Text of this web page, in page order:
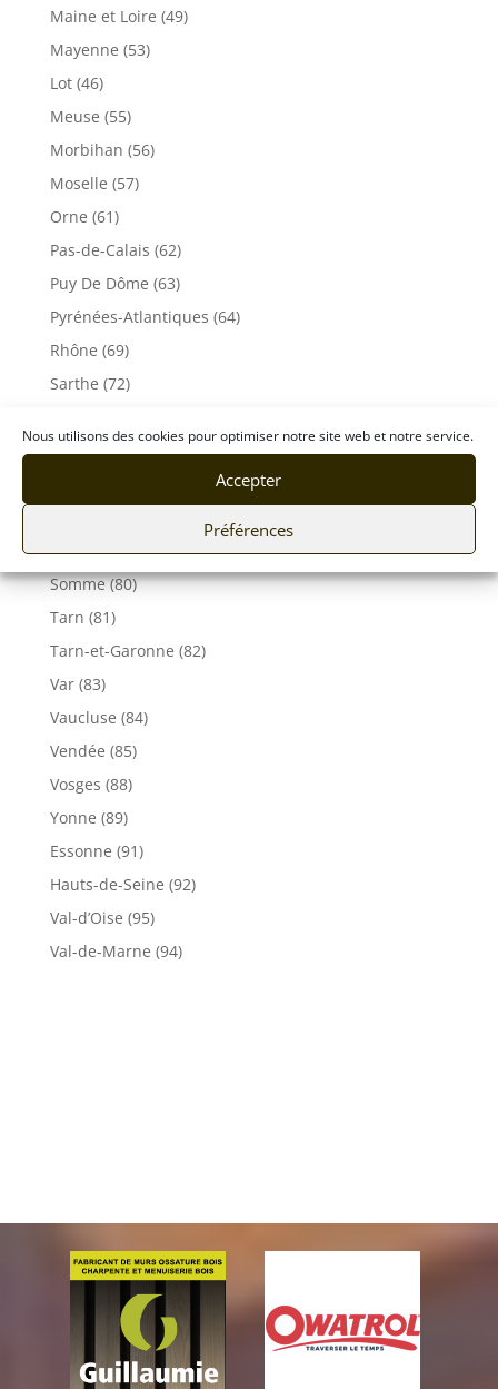
Nous utilisons des cookies pour optimiser notre site web et notre service.
Accepter
Préférences
Maine et Loire (49)
Mayenne (53)
Lot (46)
Meuse (55)
Morbihan (56)
Moselle (57)
Orne (61)
Pas-de-Calais (62)
Puy De Dôme (63)
Pyrénées-Atlantiques (64)
Rhône (69)
Sarthe (72)
Haute-Savoie (74)
Seine et Marne (77)
Somme (80)
Tarn (81)
Tarn-et-Garonne (82)
Var (83)
Vaucluse (84)
Vendée (85)
Vosges (88)
Yonne (89)
Essonne (91)
Hauts-de-Seine (92)
Val-d’Oise (95)
Val-de-Marne (94)